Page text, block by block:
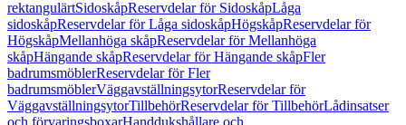
rektangulärtSidoskåpReservdelar för SidoskåpLåga
sidoskåpReservdelar för Låga sidoskåpHögskåpReservdelar för
HögskåpMellanhöga skåpReservdelar för Mellanhöga
skåpHängande skåpReservdelar för Hängande skåpFler
badrumsmöblerReservdelar för Fler
badrumsmöblerVäggavställningsytorReservdelar för
VäggavställningsytorTillbehörReservdelar för TillbehörLådinsatser
och förvaringsboxarHanddukshållare och